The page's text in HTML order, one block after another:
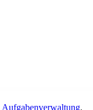
Aufgabenverwaltung.